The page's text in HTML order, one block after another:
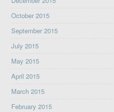
October 2015
September 2015
July 2015
May 2015
April 2015
March 2015
February 2015